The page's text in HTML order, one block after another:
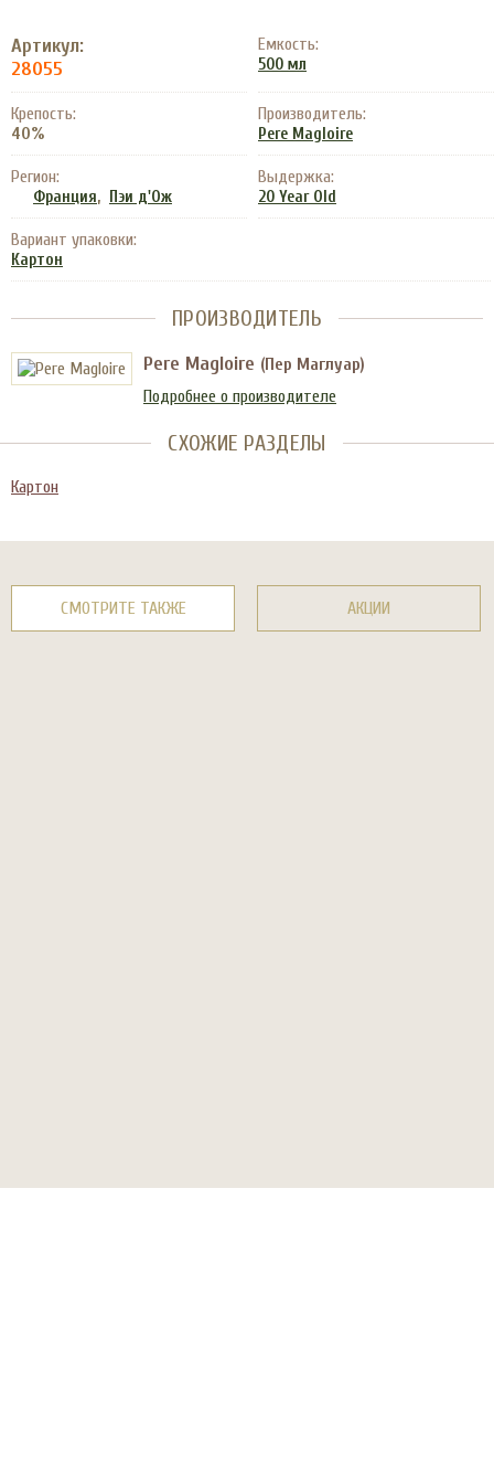
Артикул:
28055
Емкость:
500 мл
Крепость:
40%
Производитель:
Pere Magloire
Регион:
Франция, Пэи д'Ож
Выдержка:
20 Year Old
Вариант упаковки:
Картон
ПРОИЗВОДИТЕЛЬ
Pere Magloire (Пер Маглуар)
Подробнее о производителе
СХОЖИЕ РАЗДЕЛЫ
Картон
СМОТРИТЕ ТАКЖЕ АКЦИИ